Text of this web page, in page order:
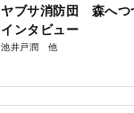
ヤブサ消防団 森へつ
インタビュー
池井戸潤